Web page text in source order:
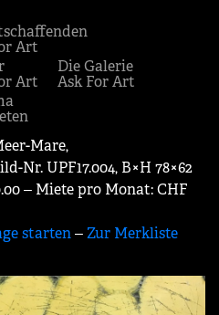
Art
Art
Die Galerie
Ask For Art
Mare,
Nr. UPF17.004, B×H 78×62
‒ Miete pro Monat: CHF
starten‒Zur Merkliste